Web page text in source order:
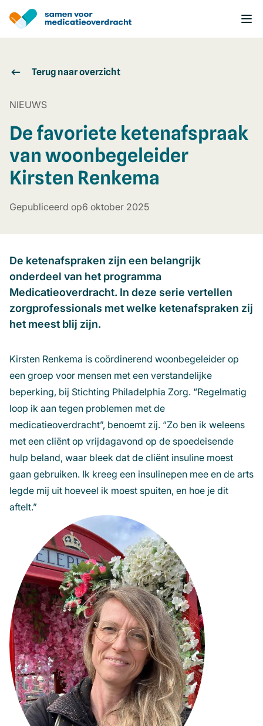
Overslaan
en
gaanTerug naar overzicht
NIEUWS
De favoriete ketenafspraak
van woonbegeleider
Kirsten Renkema
Gepubliceerd op6 oktober 2025
De ketenafspraken zijn een belangrijk
onderdeel van het programma
Medicatieoverdracht. In deze serie vertellen
zorgprofessionals met welke ketenafspraken zij
het meest blij zijn.
Kirsten Renkema is coördinerend woonbegeleider op
een groep voor mensen met een verstandelijke
beperking, bij Stichting Philadelphia Zorg. “Regelmatig
loop ik aan tegen problemen met de
medicatieoverdracht”, benoemt zij. “Zo ben ik weleens
met een cliënt op vrijdagavond op de spoedeisende
hulp beland, waar bleek dat de cliënt insuline moest
gaan gebruiken. Ik kreeg een insulinepen mee en de arts
legde mij uit hoeveel ik moest spuiten, en hoe je dit
aftelt.”